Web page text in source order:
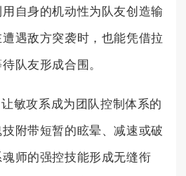
自身的机动性为队友创造输
遇敌方突袭时，也能凭借拉
队友形成合围。
敏攻系成为团队控制体系的
附带短暂的眩晕、减速或破
师的强控技能形成无缝衔